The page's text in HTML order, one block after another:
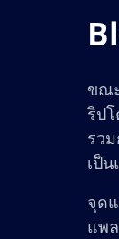
ขณ
ริป
รว
เป็
จุด
แพ